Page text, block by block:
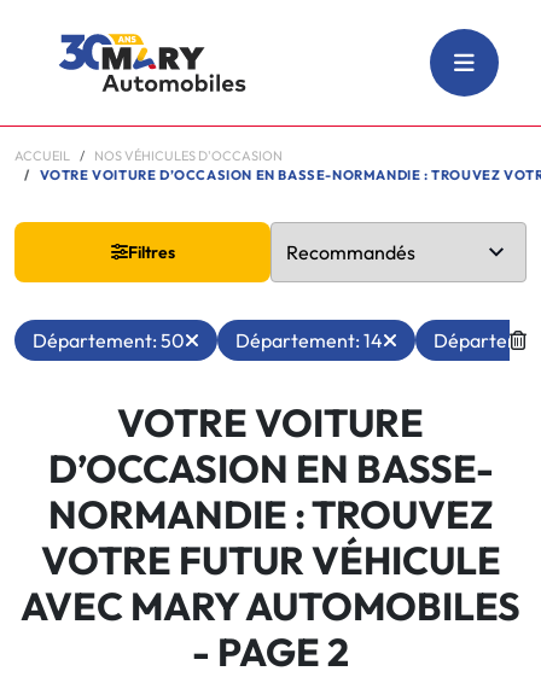
ACCUEIL
NOS VÉHICULES D'OCCASION
VOTRE VOITURE D’OCCASION EN BASSE-NORMANDIE : TROUVEZ VOTRE FUTUR VÉHICULE AVEC
Filtres
Département: 50 Département: 14
VOTRE VOITURE
D’OCCASION EN BASSE-
NORMANDIE : TROUVEZ
VOTRE FUTUR VÉHICULE
AVEC MARY AUTOMOBILES
- PAGE 2